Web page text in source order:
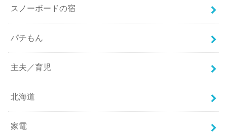
スノーボードの宿
パチもん
主夫／育児
北海道
家電